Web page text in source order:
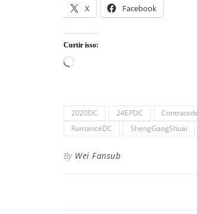
X Facebook
Curtir isso:
Carregando...
2020DC 24EPDC
RomanceDC
ShengGangShuai
By Wei Fansub